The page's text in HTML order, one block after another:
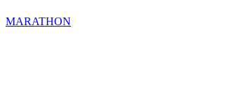
MARATHON